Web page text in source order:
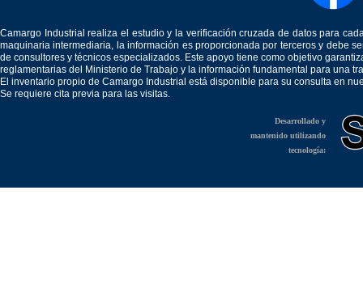
Camargo Industrial realiza el estudio y la verificación cruzada de datos para
maquinaria intermediaria, la información es proporcionada por terceros y debe
de consultores y técnicos especializados. Este apoyo tiene como objetivo
reglamentarias del Ministerio de Trabajo y la información fundamental para una
El inventario propio de Camargo Industrial está disponible para su consulta en
Se requiere cita previa para las visitas.
Desarrollado y
mantenido utilizando
tecnología: